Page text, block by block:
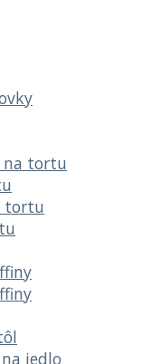
na tortu
tortu
jedlo